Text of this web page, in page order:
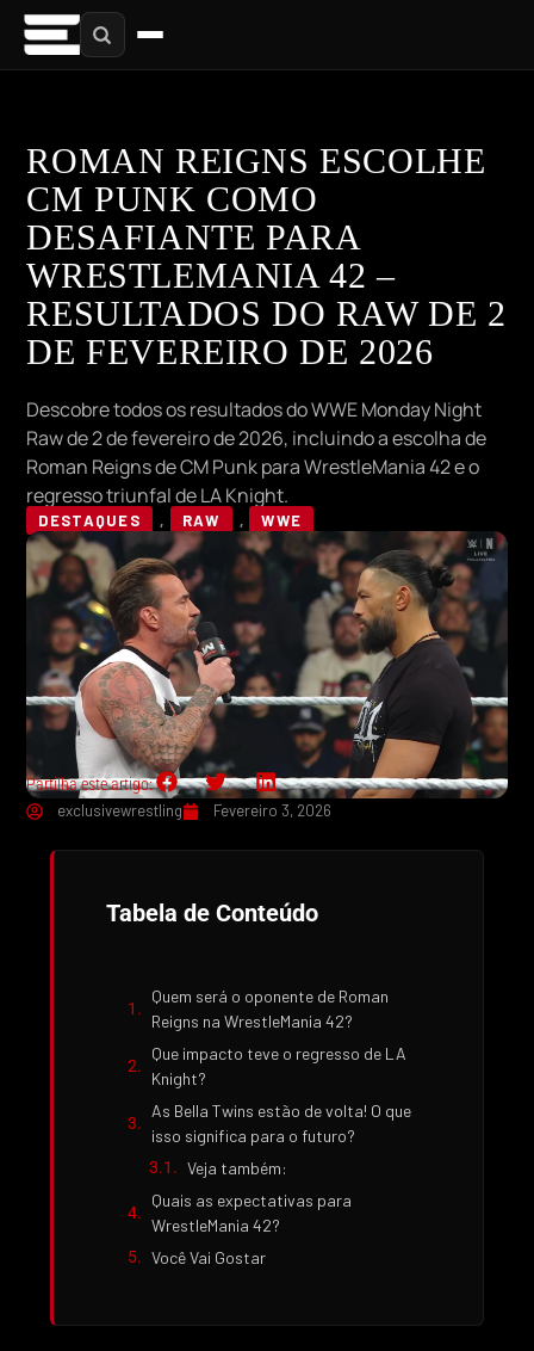
ROMAN REIGNS ESCOLHE
CM PUNK COMO
DESAFIANTE PARA
WRESTLEMANIA 42 –
RESULTADOS DO RAW DE 2
DE FEVEREIRO DE 2026
Descobre todos os resultados do WWE Monday Night
Raw de 2 de fevereiro de 2026, incluindo a escolha de
Roman Reigns de CM Punk para WrestleMania 42 e o
regresso triunfal de LA Knight.
DESTAQUES , RAW , WWE
Partilha este artigo:
exclusivewrestling
Fevereiro 3, 2026
Tabela de Conteúdo
Quem será o oponente de Roman
Reigns na WrestleMania 42?
Que impacto teve o regresso de LA
Knight?
As Bella Twins estão de volta! O que
isso significa para o futuro?
Veja também:
Quais as expectativas para
WrestleMania 42?
Você Vai Gostar